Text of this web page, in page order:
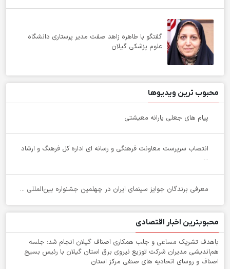
گفتگو با طاهره زاهد صفت مدیر پرستاری دانشگاه
علوم پزشکی گیلان
محبوب ترین ویدیوها
پیام های جعلی یارانه معیشتی
انتصاب سرپرست معاونت فرهنگی و رسانه ای اداره کل فرهنگ و ارشاد
...
معرفی برندگان جوایز سینمای ایران در چهلمین جشنواره بین‌المللی ...
محبوبترین اخبار اقتصادی
باهدف تشریک مساعی و جلب همکاری اصناف گیلان انجام شد: جلسه
هم‌اندیشی مدیران شركت توزیع نیروی برق استان گیلان با رئیس بسیج
اصناف و روسای اتحادیه های صنفی مركز استان